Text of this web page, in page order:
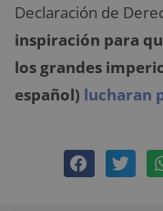
Declaración de
inspiración para
los grandes
español) lucharan